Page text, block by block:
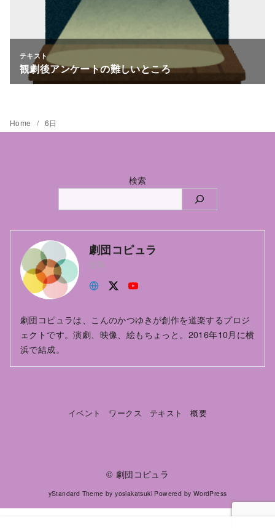
Home 6日
検索
劇団コピュラ
主宰
劇団コピュラは、こんのかつゆきが創作を道楽するプロジ
ェクトです。演劇、映像、絵もちょっと。2016年10月に横
浜で結成。
イベント ワークス テキスト 概要
© 劇団コピュラ
yStandard Theme byyosiakatsuki Powered by WordPress